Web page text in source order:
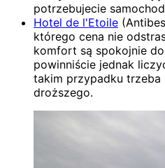
potrzebujecie
Hotel de l'Etoile
którego cena nie
komfort są spokojnie
powinniście jednak
takim przypadku trzeba
droższego.